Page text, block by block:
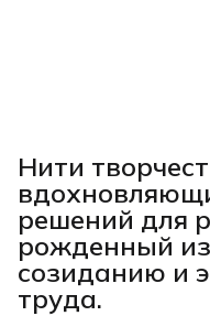
Нити
решений для
рожденный
созиданию и
труда.